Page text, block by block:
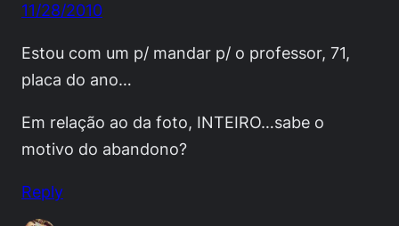
11/28/2010
Estou com um p/ mandar p/ o professor, 71,
placa do ano…
Em relação ao da foto, INTEIRO…sabe o
motivo do abandono?
Reply